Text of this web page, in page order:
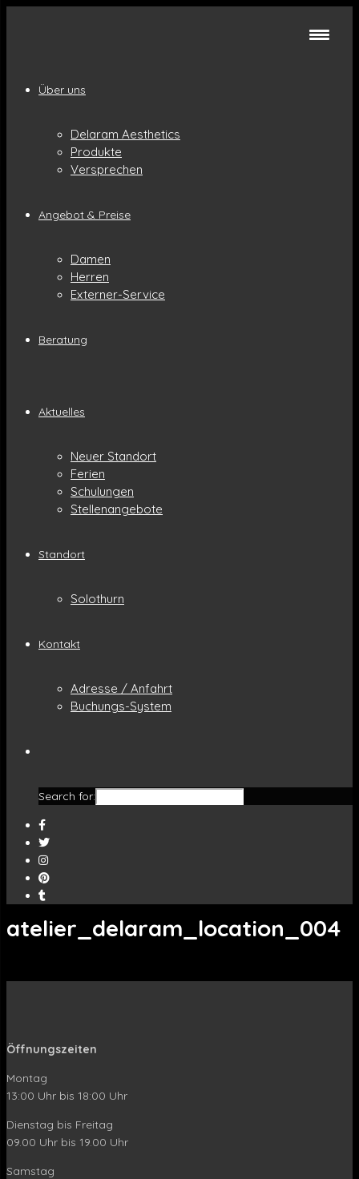
Über uns
Delaram Aesthetics
Produkte
Versprechen
Angebot & Preise
Damen
Herren
Externer-Service
Beratung
Aktuelles
Neuer Standort
Ferien
Schulungen
Stellenangebote
Standort
Solothurn
Kontakt
Adresse / Anfahrt
Buchungs-System
Search for:
atelier_delaram_location_004
Öffnungszeiten
Montag
13:00 Uhr bis 18:00 Uhr
Dienstag bis Freitag
09.00 Uhr bis 19.00 Uhr
Samstag